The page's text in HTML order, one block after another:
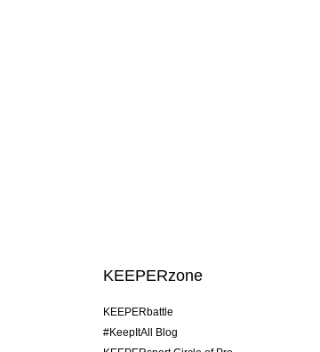
KEEPERzone
KEEPERbattle
#KeepItAll Blog